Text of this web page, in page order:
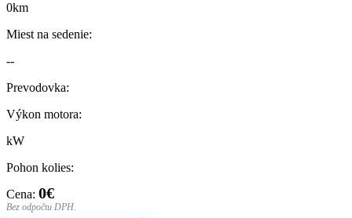
0km
Miest na sedenie:
--
Prevodovka:
Výkon motora:
kW
Pohon kolies:
Cena: 0€
Bez odpočtu DPH.